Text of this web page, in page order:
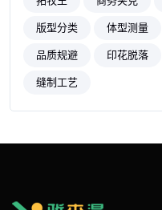
版型分类
体型测量
品质规避
印花脱落
缝制工艺